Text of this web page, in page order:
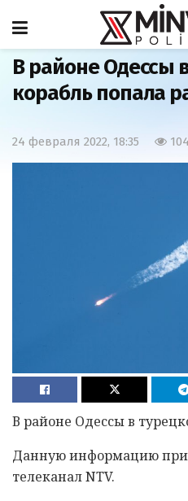
Главная
В районе Одессы
корабль попала
24 февраля 2022, 18:35 104
В районе Одессы в
Данную информацию
телеканал NTV.